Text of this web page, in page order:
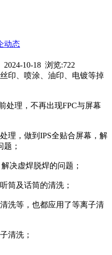
动态
2024-10-18 浏览:722
印、喷涂、油印、电镀等掉
处理，不再出现FPC与屏幕
理，做到IPS全贴合屏幕，解
；
决虚焊脱焊的问题；
筒及话筒的清洗；
洗等，也都应用了等离子清
清洗；